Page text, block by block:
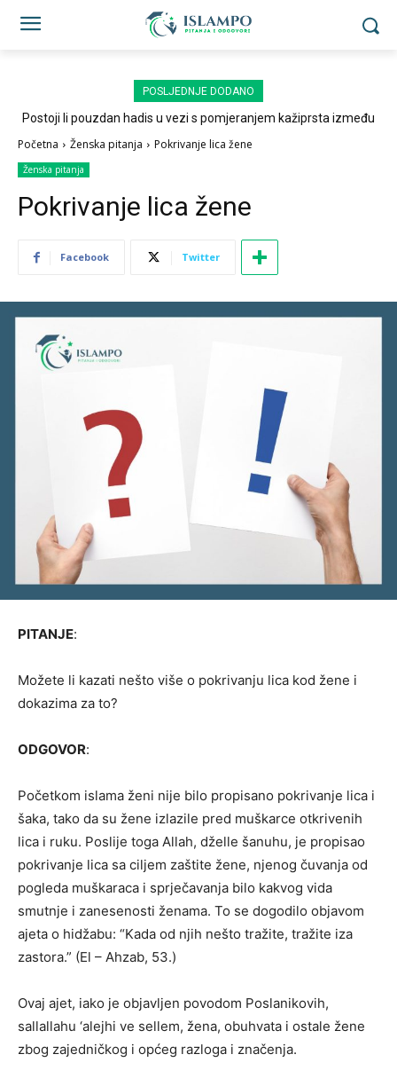
POSLJEDNJE DODANO
Postoji li pouzdan hadis u vezi s pomjeranjem kažiprsta između
Početna Ženska pitanja Pokrivanje lica žene
Ženska pitanja
Pokrivanje lica žene
Facebook Twitter
PITANJE:
Možete li kazati nešto više o pokrivanju lica kod žene i
dokazima za to?
ODGOVOR:
Početkom islama ženi nije bilo propisano pokrivanje lica i
šaka, tako da su žene izlazile pred muškarce otkrivenih
lica i ruku. Poslije toga Allah, dželle šanuhu, je propisao
pokrivanje lica sa ciljem zaštite žene, njenog čuvanja od
pogleda muškaraca i sprječavanja bilo kakvog vida
smutnje i zanesenosti ženama. To se dogodilo objavom
ajeta o hidžabu: “Kada od njih nešto tražite, tražite iza
zastora.” (El – Ahzab, 53.)
Ovaj ajet, iako je objavljen povodom Poslanikovih,
sallallahu ‘alejhi ve sellem, žena, obuhvata i ostale žene
zbog zajedničkog i općeg razloga i značenja.